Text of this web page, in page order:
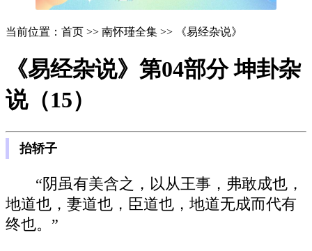
当前位置：首页 >> 南怀瑾全集 >> 《易经杂说》
《易经杂说》第04部分 坤卦杂
说（15）
抬轿子
“阴虽有美含之，以从王事，弗敢成也，
地道也，妻道也，臣道也，地道无成而代有
终也。”